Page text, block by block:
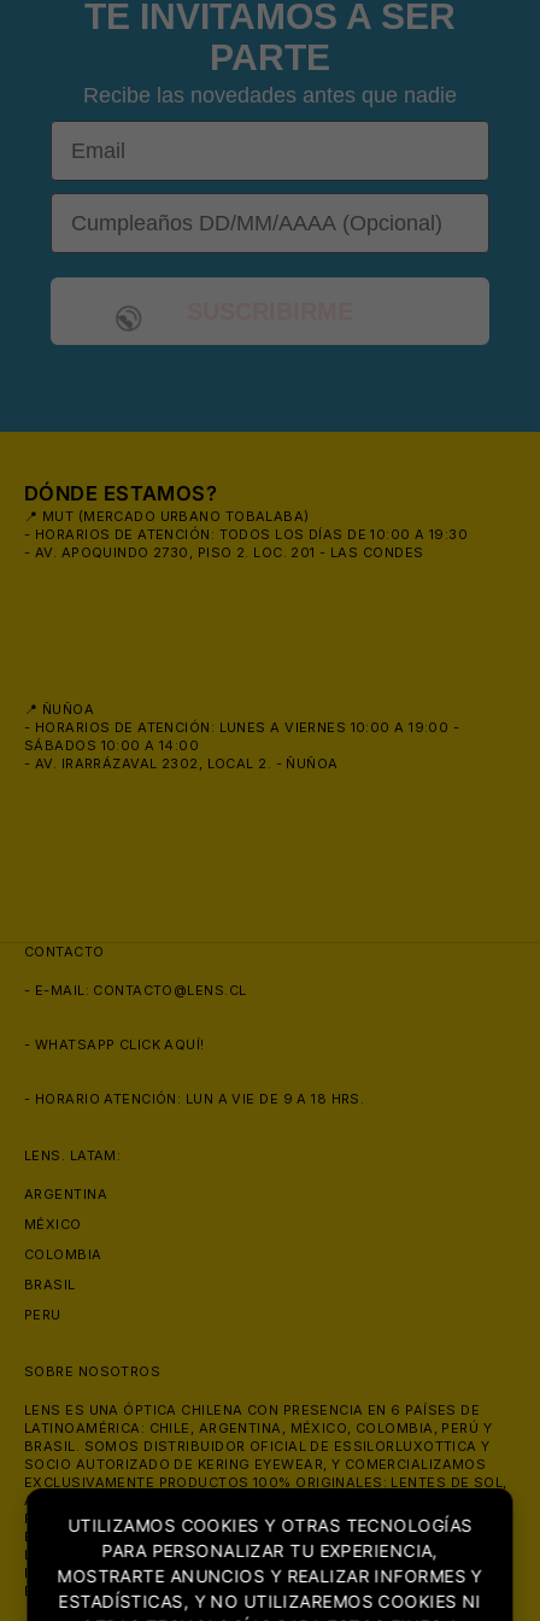
TE INVITAMOS A SER
PARTE
Recibe las novedades antes que nadie
Email
DOB
DÓNDE ESTAMOS?
📍 MUT (MERCADO URBANO TOBALABA)
- HORARIOS DE ATENCIÓN: TODOS LOS DÍAS DE 10:00 A 19:30
- AV. APOQUINDO 2730, PISO 2. LOC. 201 - LAS CONDES
📍 ÑUÑOA
- HORARIOS DE ATENCIÓN: LUNES A VIERNES 10:00 A 19:00 -
SÁBADOS 10:00 A 14:00
- AV. IRARRÁZAVAL 2302, LOCAL 2. - ÑUÑOA
CONTACTO
- E-MAIL: CONTACTO@LENS.CL
- WHATSAPP CLICK AQUÍ!
- HORARIO ATENCIÓN: LUN A VIE DE 9 A 18 HRS.
LENS. LATAM:
ARGENTINA
MÉXICO
COLOMBIA
BRASIL
PERU
SOBRE NOSOTROS
LENS ES UNA ÓPTICA CHILENA CON PRESENCIA EN 6 PAÍSES DE
LATINOAMÉRICA: CHILE, ARGENTINA, MÉXICO, COLOMBIA, PERÚ Y
BRASIL. SOMOS DISTRIBUIDOR OFICIAL DE ESSILORLUXOTTICA Y
SOCIO AUTORIZADO DE KERING EYEWEAR, Y COMERCIALIZAMOS
EXCLUSIVAMENTE PRODUCTOS 100% ORIGINALES: LENTES DE SOL,
ANTEOJOS ÓPTICOS Y LENTES DE CONTACTO DE MARCAS COMO
RAY-BAN, OAKLEY, PRADA, GUCCI Y VERSACE. ATENDEMOS ONLINE
EN LENS.CL CON ENVÍO A TODO CHILE, Y EN NUESTRAS TIENDAS DE
LAS CONDES (MUT, AV. APOQUINDO 2730) Y ÑUÑOA (AV.
IRARRÁZAVAL 2302), CON MÁS DE 700 RESEÑAS Y 4.8 ESTRELLAS
EN GOOGLE.
UTILIZAMOS COOKIES Y OTRAS TECNOLOGÍAS
PARA PERSONALIZAR TU EXPERIENCIA,
MOSTRARTE ANUNCIOS Y REALIZAR INFORMES Y
ESTADÍSTICAS, Y NO UTILIZAREMOS COOKIES NI